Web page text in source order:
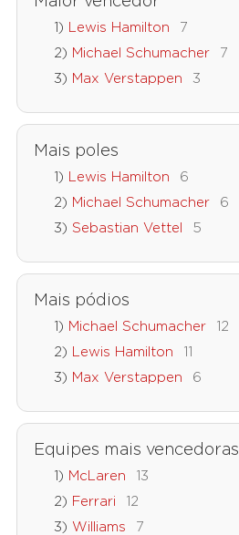
Lewis Hamilton
7
Michael Schumacher
7
Max Verstappen
3
Mais poles
Lewis Hamilton
6
Michael Schumacher
6
Sebastian Vettel
5
Mais pódios
Michael Schumacher
12
Lewis Hamilton
11
Max Verstappen
6
Equipes mais vencedoras
McLaren
13
Ferrari
12
Williams
7